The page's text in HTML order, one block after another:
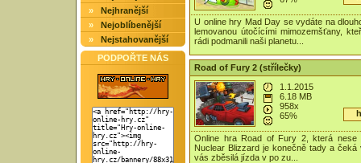
» Nejhranější
» Nejoblíbenější
» Nejstahovanější
PODPOŘTE NÁS
U online hry Mad Day se vydáte na
lemovanou útočícími mimozemšťany,
rádi podmanili naši planetu...
Road of Fury 2 (střílečky)
1.1.2015
6.18 MB
958x
65%
Online hra Road of Fury 2, která nese
Nuclear Blizzard je konečně tady a čeká
vás zběsilá jízda v po zu...